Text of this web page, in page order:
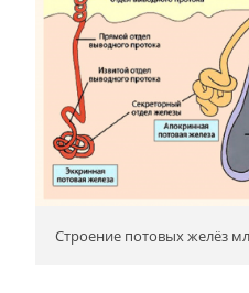
Строение потовых желёз